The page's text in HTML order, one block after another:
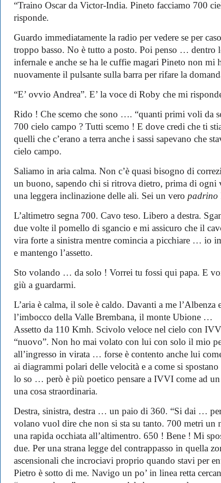
“Traino Oscar da Victor-India. Pineto facciamo 700
risponde.
Guardo immediatamente la radio per vedere se per
troppo basso. No è tutto a posto. Poi penso … dentro
infernale e anche se ha le cuffie magari Pineto non mi
nuovamente il pulsante sulla barra per rifare la
“E’ ovvio Andrea”. E’ la voce di Roby che mi
Rido ! Che scemo che sono …. “quanti primi voli da
700 cielo campo ? Tutti scemo ! E dove credi che ti
quelli che c’erano a terra anche i sassi sapevano che
cielo campo.
Saliamo in aria calma. Non c’è quasi bisogno di
un buono, sapendo chi si ritrova dietro, prima di ogni
una leggera inclinazione delle ali. Sei un vero padrino
L’altimetro segna 700. Cavo teso. Libero a destra.
due volte il pomello di sgancio e mi assicuro che il
vira forte a sinistra mentre comincia a picchiare … io
e mantengo l’assetto.
Sto volando … da solo ! Vorrei tu fossi qui papa. E
giù a guardarmi.
L’aria è calma, il sole è caldo. Davanti a me l’Albenza
l’imbocco della Valle Brembana, il monte Ubione …
Assetto da 110 Kmh. Scivolo veloce nel cielo con
“nuovo”. Non ho mai volato con lui con solo il mio
all’ingresso in virata … forse è contento anche lui
ai diagrammi polari delle velocità e a come si
lo so … però è più poetico pensare a IVVI come ad un
una cosa straordinaria.
Destra, sinistra, destra … un paio di 360. “Si dai …
volano vuol dire che non si sta su tanto. 700 metri un
una rapida occhiata all’altimentro. 650 ! Bene ! Mi
due. Per una strana legge del contrappasso in quella
ascensionali che incrociavi proprio quando stavi per
Pietro è sotto di me. Navigo un po’ in linea retta